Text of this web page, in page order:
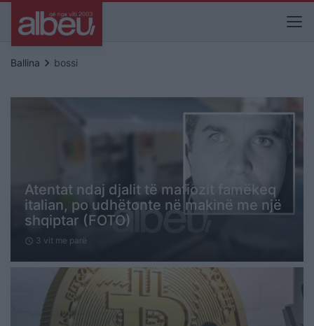
Ballina keyboard_arrow_right bossi
Atentat ndaj djalit të mafiozit famëkeq
italian, po udhëtonte në makinë me një
shqiptar (FOTO)
schedule 3 vit me parë